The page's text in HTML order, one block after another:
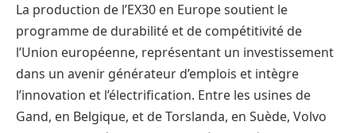
La production de l’EX30 en Europe soutient le
programme de durabilité et de compétitivité de
l’Union européenne, représentant un investissement
dans un avenir générateur d’emplois et intègre
l’innovation et l’électrification. Entre les usines de
Gand, en Belgique, et de Torslanda, en Suède, Volvo